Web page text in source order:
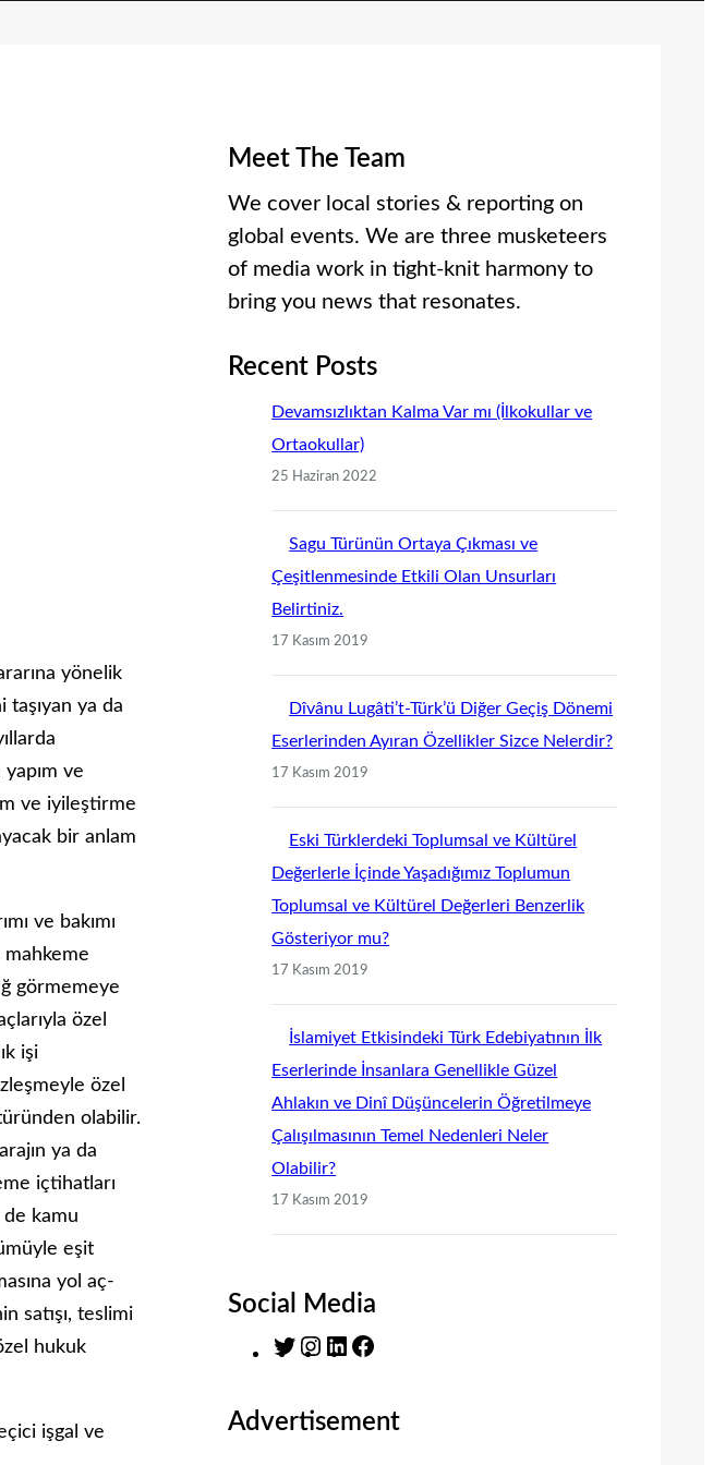
yönelik
taşıyan ya da
ve
ve iyileştirme
bir anlam
ve bakımı
görmemeye
özel
işi
özel
olabi­lir.
ya da
içtihatları
kamu
eşit
yol aç­
satışı, teslimi
hukuk
işgal ve
Meet The Team
We cover local stories & reporting on
global events. We are three musketeers
of media work in tight-knit harmony to
bring you news that resonates.
Recent Posts
Devamsızlıktan Kalma Var mı (İlkokullar ve
Ortaokullar)
25 Haziran 2022
Sagu Türünün Ortaya Çıkması ve
Çeşitlenmesinde Etkili Olan Unsurları
Belirtiniz.
17 Kasım 2019
Dîvânu Lugâti’t-Türk’ü Diğer Geçiş Dönemi
Eserlerinden Ayıran Özellikler Sizce Nelerdir?
17 Kasım 2019
Eski Türklerdeki Toplumsal ve Kültürel
Değerlerle İçinde Yaşadığımız Toplumun
Toplumsal ve Kültürel Değerleri Benzerlik
Gösteriyor mu?
17 Kasım 2019
İslamiyet Etkisindeki Türk Edebiyatının İlk
Eserlerinde İnsanlara Genellikle Güzel
Ahlakın ve Dinî Düşüncelerin Öğretilmeye
Çalışılmasının Temel Nedenleri Neler
Olabilir?
17 Kasım 2019
Social Media
T
i
I
s
L
n
c
Advertisement